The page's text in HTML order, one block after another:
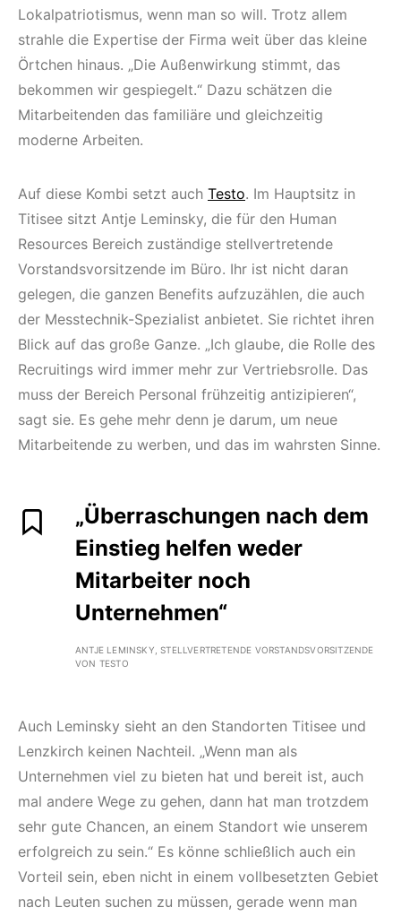
Lokalpatriotismus, wenn man so will. Trotz allem
strahle die Expertise der Firma weit über das kleine
Örtchen hinaus. „Die Außenwirkung stimmt, das
bekommen wir gespiegelt.“ Dazu schätzen die
Mitarbeitenden das familiäre und gleichzeitig
moderne Arbeiten.
Auf diese Kombi setzt auch Testo. Im Hauptsitz in
Titisee sitzt Antje Leminsky, die für den Human
Resources Bereich zuständige stellvertretende
Vorstandsvorsitzende im Büro. Ihr ist nicht daran
gelegen, die ganzen Benefits aufzuzählen, die auch
der Messtechnik-Spezialist anbietet. Sie richtet ihren
Blick auf das große Ganze. „Ich glaube, die Rolle des
Recruitings wird immer mehr zur Vertriebsrolle. Das
muss der Bereich Personal frühzeitig antizipieren“,
sagt sie. Es gehe mehr denn je darum, um neue
Mitarbeitende zu werben, und das im wahrsten Sinne.
„Überraschungen nach dem
Einstieg helfen weder
Mitarbeiter noch
Unternehmen“
ANTJE LEMINSKY, STELLVERTRETENDE VORSTANDSVORSITZENDE
VON TESTO
Auch Leminsky sieht an den Standorten Titisee und
Lenzkirch keinen Nachteil. „Wenn man als
Unternehmen viel zu bieten hat und bereit ist, auch
mal andere Wege zu gehen, dann hat man trotzdem
sehr gute Chancen, an einem Standort wie unserem
erfolgreich zu sein.“ Es könne schließlich auch ein
Vorteil sein, eben nicht in einem vollbesetzten Gebiet
nach Leuten suchen zu müssen, gerade wenn man